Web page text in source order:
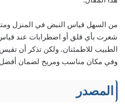
من السهل قياس النبض في المنزل
شعرت بأي قلق أو اضطرابات عند
الطبيب للاطمئنان. ولكن تذكر أن
وفي مكان مناسب ومريح لضمان
المصدر